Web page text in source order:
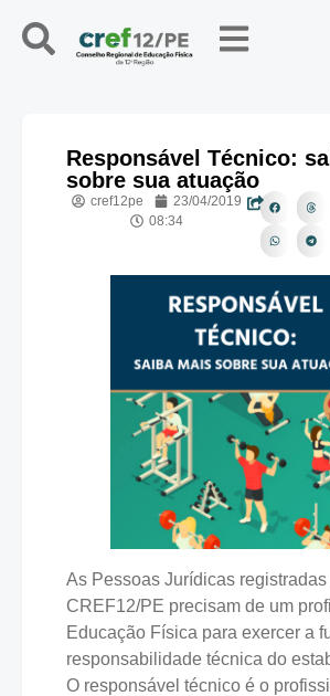
Responsável Técnico:
sobre sua atuação
cref12pe
23/04/2019
08:34
As Pessoas Jurídicas registradas
CREF12/PE precisam de um
Educação Física para exercer a
responsabilidade técnica do
O responsável técnico é o